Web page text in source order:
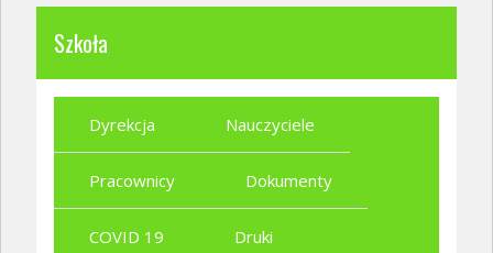
Szkoła
Dyrekcja Nauczyciele
Pracownicy Dokumenty
COVID 19 Druki